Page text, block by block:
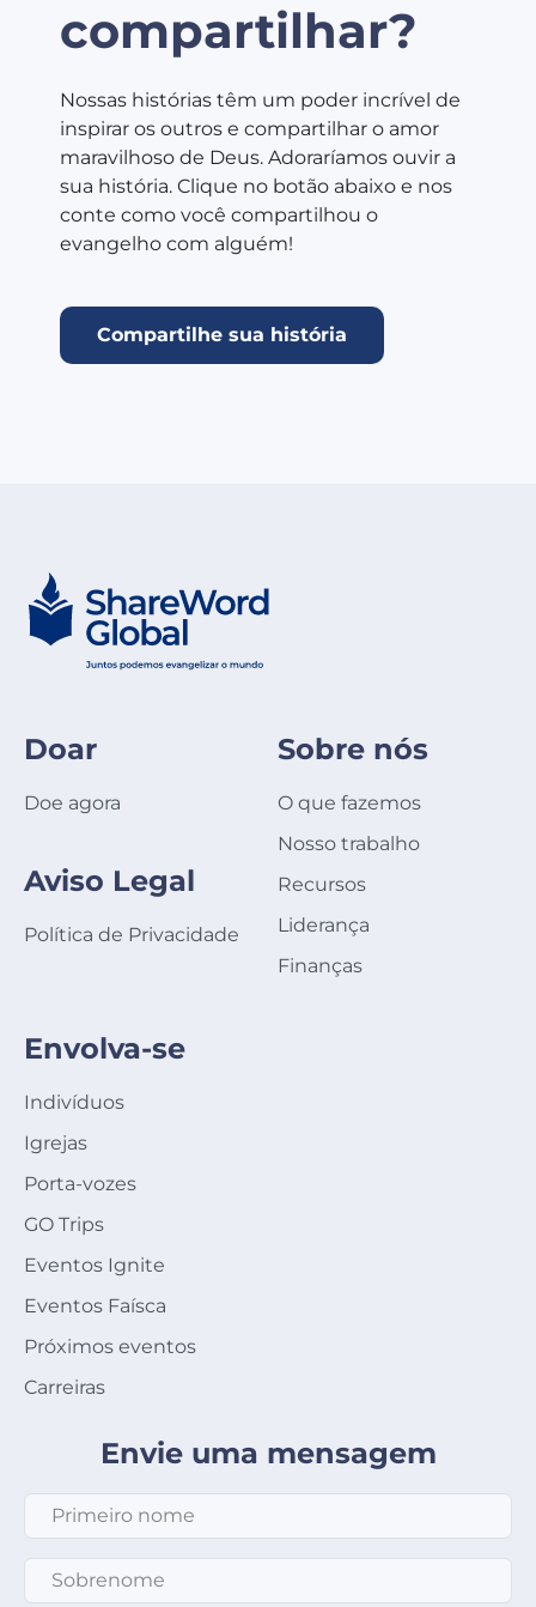
compartilhar?
Nossas histórias têm um poder incrível de
inspirar os outros e compartilhar o amor
maravilhoso de Deus. Adoraríamos ouvir a
sua história. Clique no botão abaixo e nos
conte como você compartilhou o
evangelho com alguém!
Compartilhe sua história
Doar
Doe agora
Aviso Legal
Política de Privacidade
Sobre nós
O que fazemos
Nosso trabalho
Recursos
Liderança
Finanças
Envolva-se
Indivíduos
Igrejas
Porta-vozes
GO Trips
Eventos Ignite
Eventos Faísca
Próximos eventos
Carreiras
Envie uma mensagem
Primeiro nome
Sobrenome